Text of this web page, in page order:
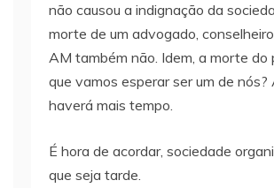
não causou a indignação da
morte de um advogado,
AM também não. Idem, a morte do
que vamos esperar ser um de nós?
haverá mais tempo.
É hora de acordar, sociedade
que seja tarde.